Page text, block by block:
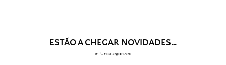
ESTÃO A CHEGAR NOVIDADES…
in: Uncategorized